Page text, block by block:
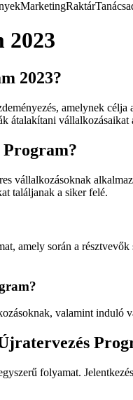
MarketingRaktár
2023
2023?
amelynek
átalakítani
vállalkozásoknak
találjanak a siker felé.
amely során a
valamint induló
folyamat.